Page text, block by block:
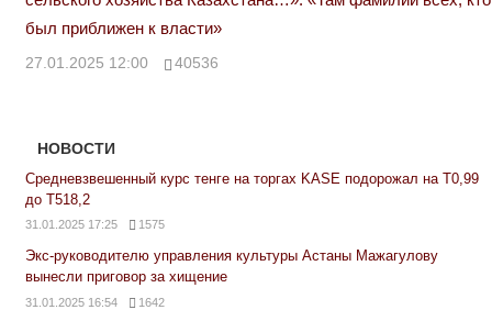
был приближен к власти»
27.01.2025 12:00 40536
НОВОСТИ
Средневзвешенный курс тенге на торгах KASE подорожал на Т0,99
до Т518,2
31.01.2025 17:25 1575
Экс-руководителю управления культуры Астаны Мажагулову
вынесли приговор за хищение
31.01.2025 16:54 1642